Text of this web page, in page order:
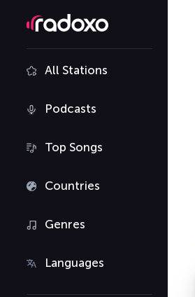
All Stations
Podcasts
Top Songs
Countries
Genres
Languages